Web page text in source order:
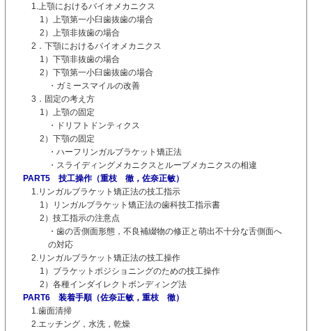
1.上顎におけるバイオメカニクス
1）上顎第一小臼歯抜歯の場合
2）上顎非抜歯の場合
2．下顎におけるバイオメカニクス
1）下顎非抜歯の場合
2）下顎第一小臼歯抜歯の場合
・ガミースマイルの改善
3．固定の考え方
1）上顎の固定
・ドリフトドンティクス
2）下顎の固定
・ハーフリンガルブラケット矯正法
・スライディングメカニクスとループメカニクスの相違
PART5 技工操作（重枝 徹，佐奈正敏）
1.リンガルブラケット矯正法の技工指示
1）リンガルブラケット矯正法の歯科技工指示書
2）技工指示の注意点
・歯の舌側面形態，不良補綴物の修正と萌出不十分な舌側面へ
の対応
2.リンガルブラケット矯正法の技工操作
1）ブラケットポジショニングのための技工操作
2）各種インダイレクトボンディング法
PART6 装着手順（佐奈正敏，重枝 徹）
1.歯面清掃
2.エッチング，水洗，乾燥